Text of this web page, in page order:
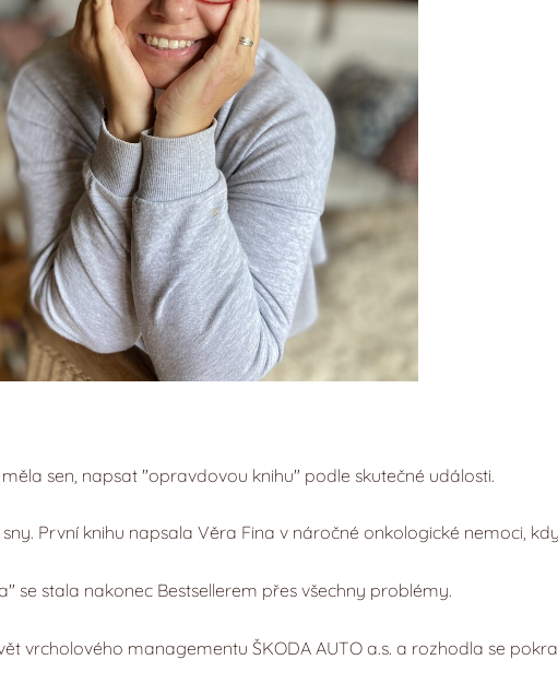
sen, napsat "opravdovou knihu" podle skutečné události.
První knihu napsala Věra Fina v náročné onkologické nemoci,
se stala nakonec Bestsellerem přes všechny problémy.
vrcholového managementu ŠKODA AUTO a.s. a rozhodla se